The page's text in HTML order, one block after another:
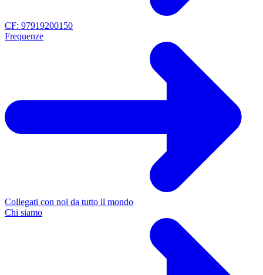
CF: 97919200150
Frequenze
Collegati con noi da tutto il mondo
Chi siamo